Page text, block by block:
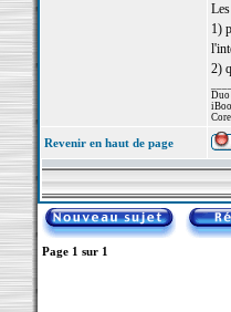
1)
2)
Duo
Revenir en haut de page
Page 1 sur 1